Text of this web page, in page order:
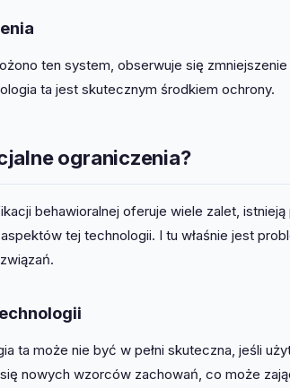
ten system, obserwuje się
ta jest skutecznym środkiem ochrony.
ograniczenia?
behawioralnej oferuje wiele zalet,
tej technologii. I tu właśnie jest
ta może nie być w pełni skuteczna, jeśli
nowych wzorców zachowań, co może